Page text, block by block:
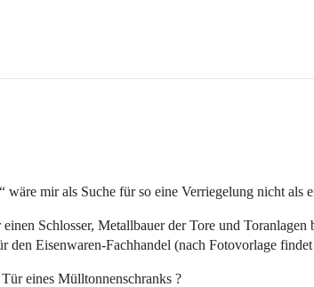
wäre mir als Suche für so eine Verriegelung nicht als
Schlosser, Metallbauer der Tore und Toranlagen
den Eisenwaren-Fachhandel (nach Fotovorlage findet
eines Mülltonnenschranks ?